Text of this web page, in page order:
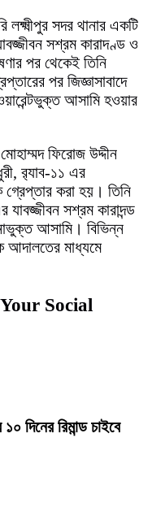
সদর থানার একটি
সশ্রম কারাদণ্ড ও
পর থেকেই তিনি
পর জিজ্ঞাসাবাদে
আসামি হওয়ার
ফিরোজ উদ্দীন
র‍্যাব-১১ এর
গ্রেপ্তার করা হয়। তিনি
সশ্রম কারাদন্ড
আসামি। বিভিন্ন
আদালতের মাধ্যমে
Social
দিনের রিমান্ড চাইবে